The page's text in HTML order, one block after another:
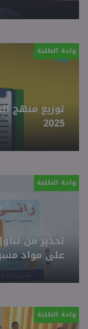
واحة الطلبة
توزيع منهج
2025
واحة الطلبة
تحذير من
على مواد
واحة الطلبة